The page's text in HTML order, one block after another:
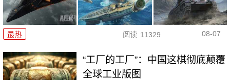
最热 阅读 11329 08-07
“工厂的工厂”：中国这棋彻底颠覆
全球工业版图